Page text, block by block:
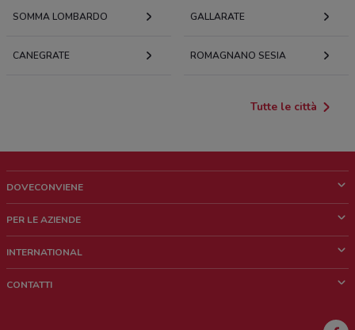
SOMMA LOMBARDO GALLARATE
CANEGRATE ROMAGNANO SESIA
Tutte le città
DOVECONVIENE
Chi siamo
Lavora con noi
PER LE AZIENDE
Richieste commerciali e marketing
INTERNATIONAL
CONTATTI